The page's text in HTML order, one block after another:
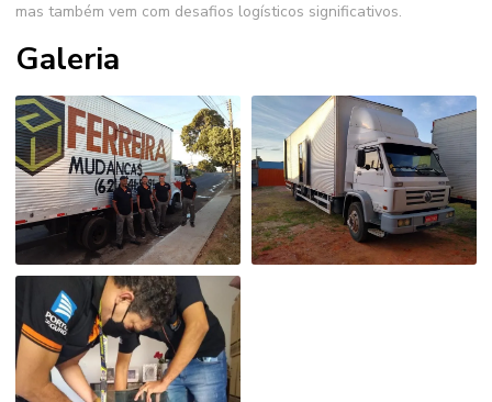
mas também vem com desafios logísticos significativos.
Galeria